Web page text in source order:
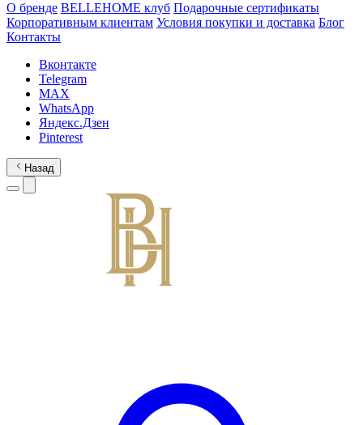
О бренде BELLEHOME клуб Подарочные сертификаты
Корпоративным клиентам Условия покупки и доставка Блог
Контакты
Вконтакте
Telegram
MAX
WhatsApp
Яндекс.Дзен
Pinterest
Назад